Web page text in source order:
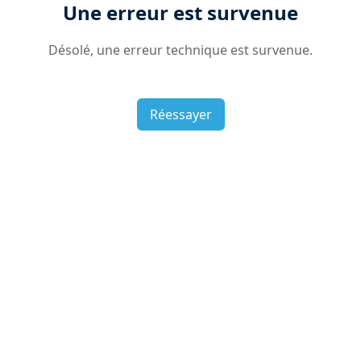
Une erreur est survenue
Désolé, une erreur technique est survenue.
Réessayer